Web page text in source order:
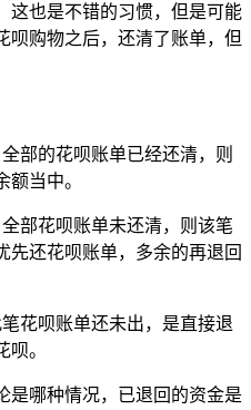
这也是不错的习惯，但是可能
呗购物之后，还清了账单，但
部的花呗账单已经还清，则
当中。
部花呗账单未还清，则该笔
先还花呗账单，多余的再退回
花呗账单还未出，是直接退
。
是哪种情况，已退回的资金是